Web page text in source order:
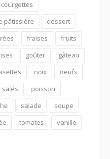
courgettes
pâtissière
dessert
fraises
fruits
goûter
gâteau
noix
oeufs
salés
poisson
salade
soupe
tomates
vanille